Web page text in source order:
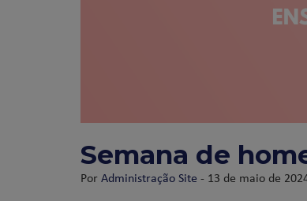
Semana de
PorAdministração Site - 13 de maio de